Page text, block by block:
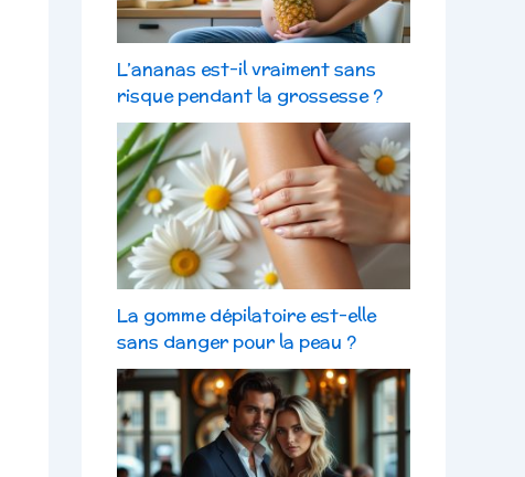
L’ananas est-il vraiment sans
risque pendant la grossesse ?
La gomme dépilatoire est-elle
sans danger pour la peau ?